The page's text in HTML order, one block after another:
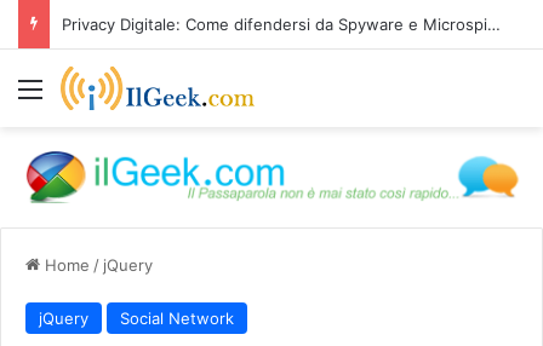
Privacy Digitale: Come difendersi da Spyware e Microspie di Nuova Generazione
Menu
Home / jQuery
jQuery Social Network